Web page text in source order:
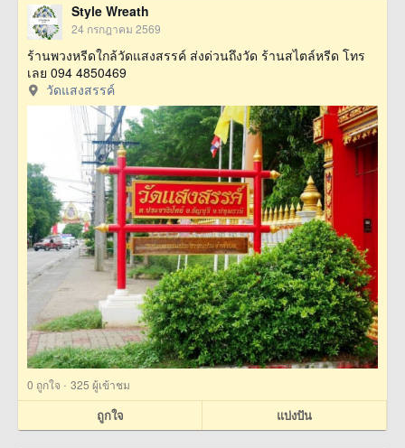
Style Wreath
24 กรกฎาคม 2569
ร้านพวงหรีดใกล้วัดแสงสรรค์ ส่งด่วนถึงวัด ร้านสไตล์หรีด โทร
เลย 094 4850469
วัดแสงสรรค์
0 ถูกใจ · 325 ผู้เข้าชม
ถูกใจ แบ่งปัน